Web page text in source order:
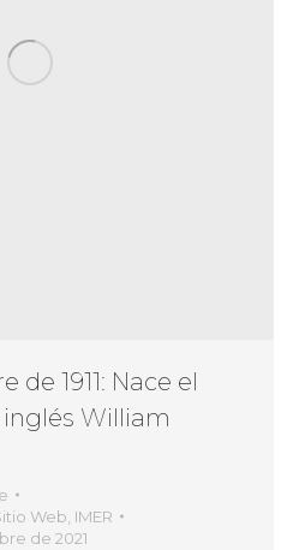
1911: Nace el
William
Web, IMER
de 2021